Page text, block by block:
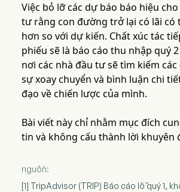
Việc bỏ lỡ các dự báo báo hiệu
tư rằng con đường trở lại có lãi có
hơn so với dự kiến. Chất xúc tác
phiếu sẽ là báo cáo thu nhập quý
nơi các nhà đầu tư sẽ tìm kiếm các
sự xoay chuyển và bình luận chi
đạo về chiến lược của mình.
Bài viết này chỉ nhằm mục đích
tin và không cấu thành lời khuyên
nguồn:
[1] TripAdvisor (TRIP) Báo cáo lỗ quý 1,